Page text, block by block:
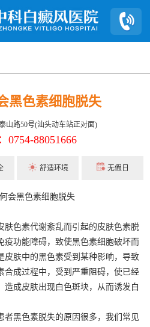
黑色素细胞脱失
山路50号(汕头动车站正对面)
0754-88051666
舒适环境 无假日
色素代谢紊乱而引起的皮肤色素脱
疫功能障碍，致使黑色素细胞破坏而
皮肤中的黑色素受到某种影响，导致
合成过程中，受到严重阻碍，使已经
造成皮肤出现白色斑块，从而诱发白
黑色素脱失的原因很多，我们常见